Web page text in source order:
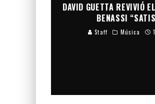
DAVID GUETTA REVIVIÓ
BENASSI
Staff Música